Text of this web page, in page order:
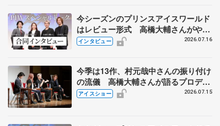
今シーズンのプリンスアイスワールド
はレビュー形式 高橋大輔さんがやっ
てみるなら、歌、ダンス、コント...？
インタビュー 2026.07.16
今季は13作、村元哉中さんの振り付け
の流儀 高橋大輔さんが語るプロデュ
ーサー業、小林宏一さんとの巡り会
アイスショー 2026.07.15